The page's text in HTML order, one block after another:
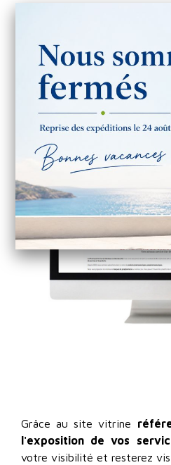
librement sans passer par nos
: Gérer
l'existante, actualiser votre
par semaine, surveiller et
commentaires, vous avertir
Grâce au site vitrine
l'exposition de vos
votre visibilité et resterez